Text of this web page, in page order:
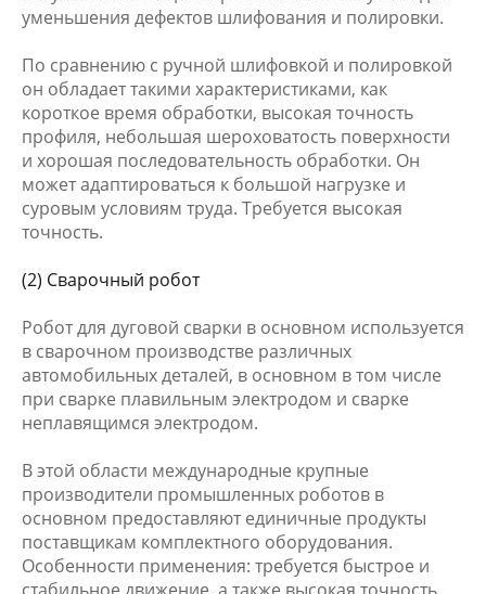
уменьшения дефектов шлифования и полировки.
По сравнению с ручной шлифовкой и полировкой
он обладает такими характеристиками, как
короткое время обработки, высокая точность
профиля, небольшая шероховатость поверхности
и хорошая последовательность обработки. Он
может адаптироваться к большой нагрузке и
суровым условиям труда. Требуется высокая
точность.
(2) Сварочный робот
Робот для дуговой сварки в основном используется
в сварочном производстве различных
автомобильных деталей, в основном в том числе
при сварке плавильным электродом и сварке
неплавящимся электродом.
В этой области международные крупные
производители промышленных роботов в
основном предоставляют единичные продукты
поставщикам комплектного оборудования.
Особенности применения: требуется быстрое и